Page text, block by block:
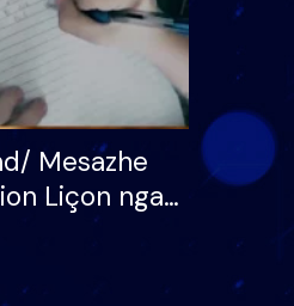
Mesazhe
Liçon nga
meritoj…